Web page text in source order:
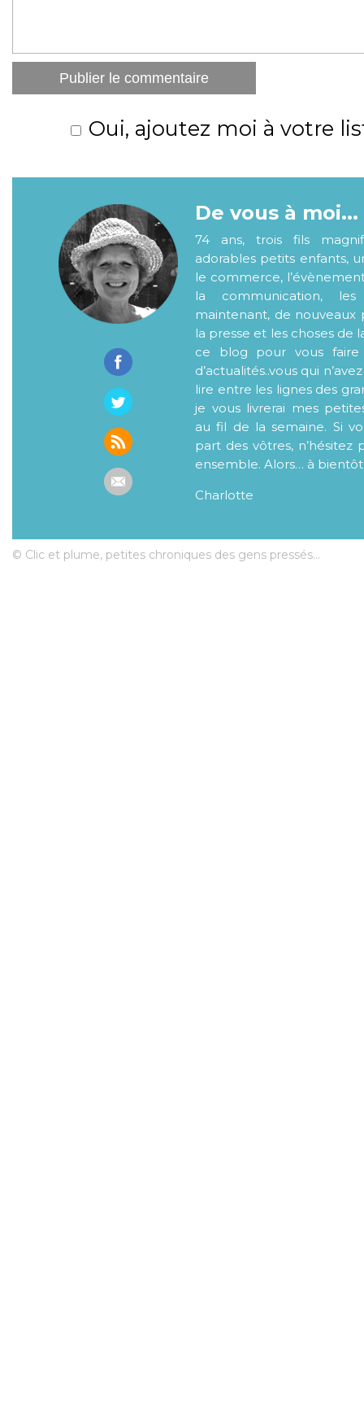
Oui, ajoutez moi à votre
De vous à moi...
74 ans, trois fils
adorables petits enfants,
le commerce,
la communication,
maintenant, de nouveaux
la presse et les choses de
ce blog pour vous faire
d’actualités..vous qui
lire entre les lignes des
je vous livrerai mes
au fil de la semaine. Si
part des vôtres, n’hésitez
ensemble. Alors… à bientôt
Charlotte
© Clic et plume, petites chroniques des gens pressés...